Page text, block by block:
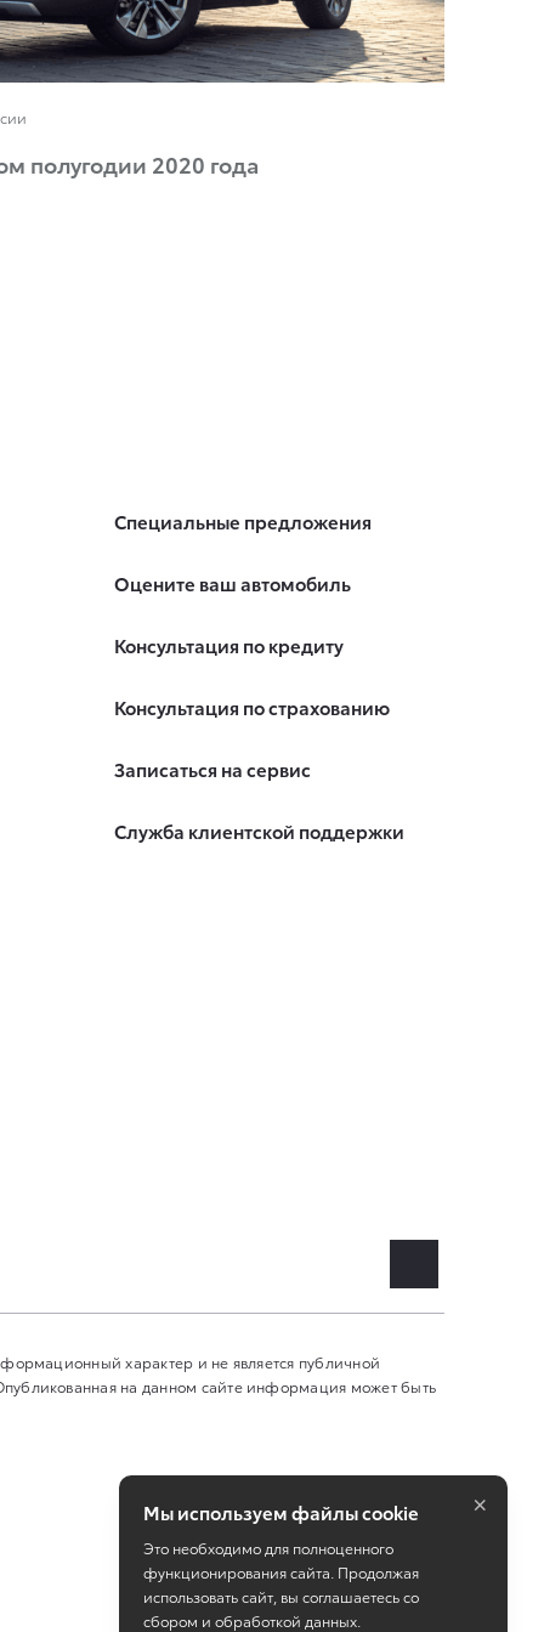
полугодии 2020 года
Специальные предложения
Оцените ваш автомобиль
Консультация по кредиту
Консультация по страхованию
Записаться на сервис
Служба клиентской поддержки
характер и не является публичной
на данном сайте информация может быть
Работает на технологияхTradeDealer
Мы используем файлы cookie
Это необходимо для полноценного
функционирования сайта. Продолжая
использовать сайт, вы соглашаетесь со
сбором и обработкой данных.
×